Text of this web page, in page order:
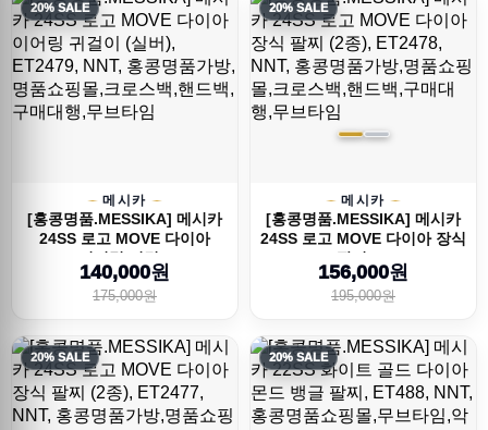
20% SALE
메시카
[홍콩명품.MESSIKA] 메시카
24SS 로고 MOVE 다이아
이어링 귀걸...
140,000원
175,000원
20% SALE
메시카
[홍콩명품.MESSIKA] 메시카
24SS 로고 MOVE 다이아 장식
팔찌 (...
156,000원
195,000원
20% SALE 20% SALE